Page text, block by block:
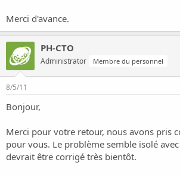
Merci d'avance.
PH-CTO
Administrator Membre du personnel
8/5/11
Bonjour,
Merci pour votre retour, nous avons pris
pour vous. Le problème semble isolé
devrait être corrigé très bientôt.